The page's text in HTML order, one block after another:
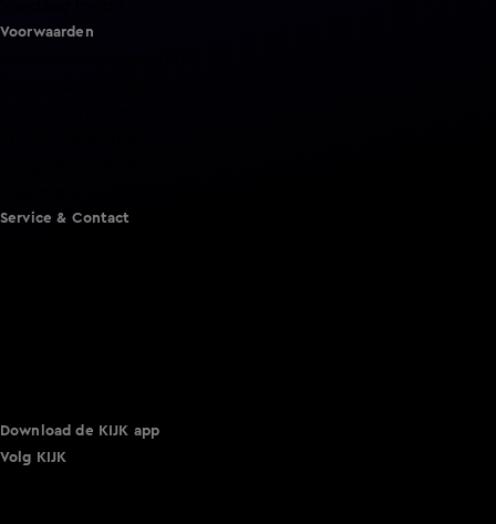
Voorwaarden
Service & Contact
Download de KIJK app
Volg KIJK